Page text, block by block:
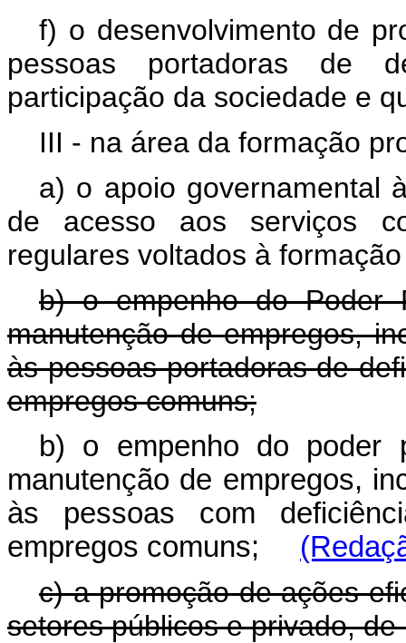
f) o desenvolvimento de
pessoas portadoras de
participação da sociedade e
III - na área da formação
a) o apoio governamental
de acesso aos serviços
regulares voltados à
b) o empenho do Poder
manutenção de empregos,
às pessoas portadoras de
empregos comuns;
b) o empenho do poder
manutenção de empregos,
às pessoas com
empregos comuns;
c) a promoção de ações
setores públicos e privado,